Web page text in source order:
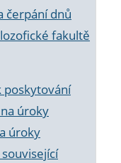
čerpání dnů
fakultě
poskytování
úroky
úroky